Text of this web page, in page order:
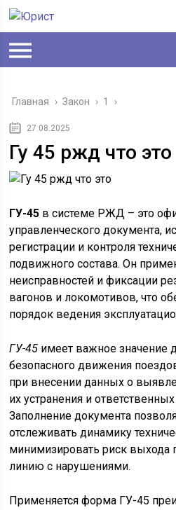
Главная › Закон › 1 ›
27.08.2025
Гу 45 ржд что это
ГУ-45 в системе РЖД – это
управленческого документа,
регистрации и контроля
подвижного состава. Он
неисправностей и фиксации
вагонов и локомотивов, что
порядок ведения
ГУ-45 имеет важное значение
безопасного движения
при внесении данных о
их устранения и
Заполнение документа
отслеживать динамику
минимизировать риск выхода
линию с нарушениями.
Применяется форма ГУ-45